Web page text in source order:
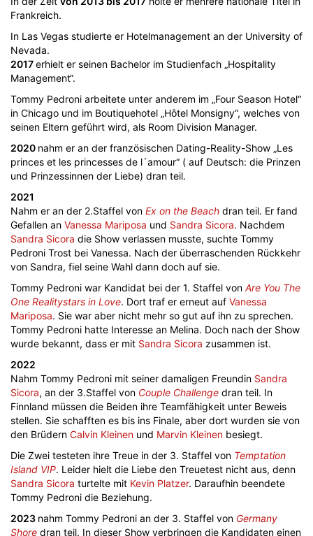
Frankreich.
In Las Vegas studierte er Hotelmanagement an der University of
Nevada.
2017erhielt er seinen Bachelor im Studienfach „Hospitality
Management“.
Tommy Pedroni arbeitete unter anderem im „Four Season Hotel“
in Chicago und im Boutiquehotel „Hôtel Monsigny“, welches von
seinen Eltern geführt wird, als Room Division Manager.
2020 nahm er an der französischen Dating-Reality-Show „Les
princes et les princesses de l´amour“ ( auf Deutsch: die Prinzen
und Prinzessinnen der Liebe) dran teil.
2021
Nahm er an der 2.Staffel von Ex on the Beach dran teil. Er fand
Gefallen an Vanessa Mariposa und Sandra Sicora. Nachdem
Sandra Sicora die Show verlassen musste, suchte Tommy
Pedroni Trost bei Vanessa. Nach der überraschenden Rückkehr
von Sandra, fiel seine Wahl dann doch auf sie.
Tommy Pedroni war Kandidat bei der 1. Staffel von Are You The
One Realitystars in Love. Dort traf er erneut auf Vanessa
Mariposa. Sie war aber nicht mehr so gut auf ihn zu sprechen.
Tommy Pedroni hatte Interesse an Melina. Doch nach der Show
wurde bekannt, dass er mit Sandra Sicora zusammen ist.
2022
Nahm Tommy Pedroni mit seiner damaligen Freundin Sandra
Sicora, an der 3.Staffel von Couple Challenge dran teil. In
Finnland müssen die Beiden ihre Teamfähigkeit unter Beweis
stellen. Sie schafften es bis ins Finale, aber dort wurden sie von
den Brüdern Calvin Kleinen und Marvin Kleinen besiegt.
Die Zwei testeten ihre Treue in der 3. Staffel von Temptation
Island VIP. Leider hielt die Liebe den Treuetest nicht aus, denn
Sandra Sicora turtelte mit Kevin Platzer. Daraufhin beendete
Tommy Pedroni die Beziehung.
2023 nahm Tommy Pedroni an der 3. Staffel von Germany
Shore dran teil. In dieser Show verbringen die Kandidaten einen